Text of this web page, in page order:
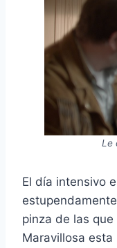
Le
El día intensivo
pinza de las
Maravillosa